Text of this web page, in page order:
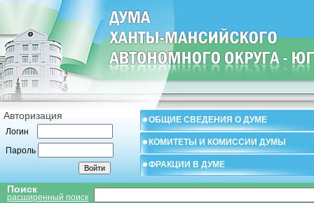
Авторизация
Логин
Пароль
ОБЩИЕ СВЕДЕНИЯ О ДУМЕ
КОМИТЕТЫ И КОМИССИИ ДУМЫ
ФРАКЦИИ В ДУМЕ
Поиск
расширенный поиск